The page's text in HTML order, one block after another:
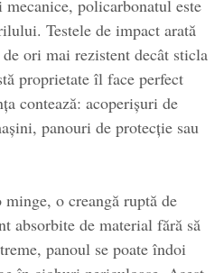
policarbonatul este
Testele de impact arată
ori mai rezistent decât sticla
proprietate îl face perfect
contează: acoperișuri de
panouri de protecție sau
o creangă ruptă de
absorbite de material fără să
panoul se poate îndoi